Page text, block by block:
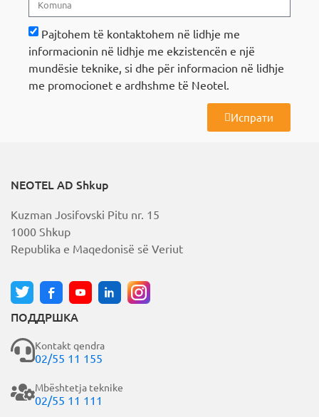
Pajtohem të kontaktohem në lidhje me
informacionin në lidhje me ekzistencën e një
mundësie teknike, si dhe për informacion në lidhje
me promocionet e ardhshme të Neotel.
Испрати
r
n
t
i
v
e
NEOTEL AD Shkup
Kuzman Josifovski Pitu nr. 15
1000 Shkup
Republika e Maqedonisë së Veriut
ПОДДРШКА
Kontakt qendra
02/55 11 155
Mbështetja teknike
02/55 11 111